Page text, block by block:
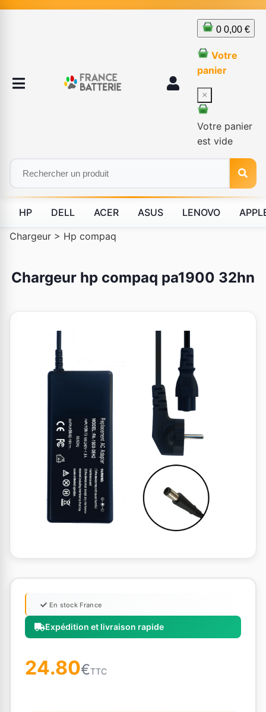
0 0,00 €
Votre
panier
×
Votre panier
est vide
HP DELL ACER ASUS LENOVO
Chargeur > Hp compaq
Chargeur hp compaq pa1900 32hn
Expédition et livraison rapide
En stock France
24.80€TTC